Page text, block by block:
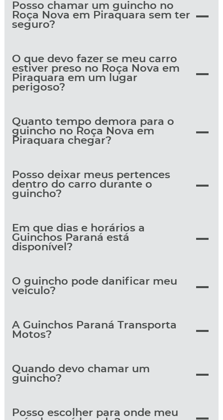
Posso chamar um guincho no
Roça Nova em Piraquara sem ter
seguro?
O que devo fazer se meu carro
estiver preso no Roça Nova em
Piraquara em um lugar
perigoso?
Quanto tempo demora para o
guincho no Roça Nova em
Piraquara chegar?
Posso deixar meus pertences
dentro do carro durante o
guincho?
Em que dias e horários a
Guinchos Paraná está
disponível?
O guincho pode danificar meu
veículo?
A Guinchos Paraná Transporta
Motos?
Quando devo chamar um
guincho?
Posso escolher para onde meu